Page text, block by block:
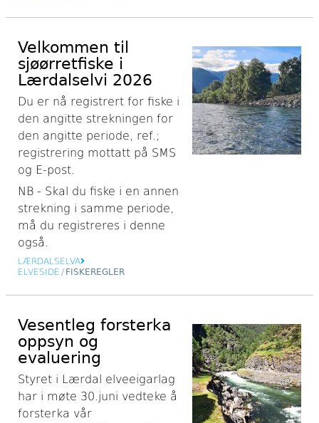
Velkommen til
sjøørretfiske i
Lærdalselvi 2026
Du er nå registrert for fiske i
den angitte strekningen for
den angitte periode, ref.;
registrering mottatt på SMS
og E-post.
NB - Skal du fiske i en annen
strekning i samme periode,
må du registreres i denne
også.
LÆRDALSELVA
ELVESIDE / FISKEREGLER
Vesentleg forsterka
oppsyn og
evaluering
Styret i Lærdal elveeigarlag
har i møte 30.juni vedteke å
forsterka vår